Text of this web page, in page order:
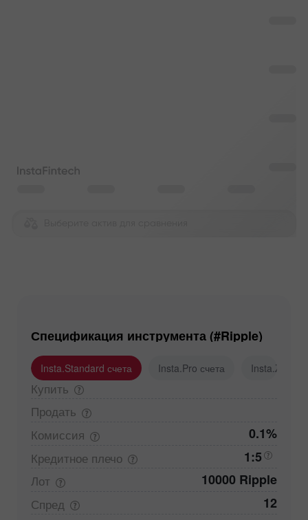
Спецификация инструмента (#Ripple)
Insta.Standard счета Insta.Pro счета Insta.Zero
Купить
Продать
Комиссия
0.1%
Кредитное плечо 1:5
Лот 10000 Ripple
Спред 12